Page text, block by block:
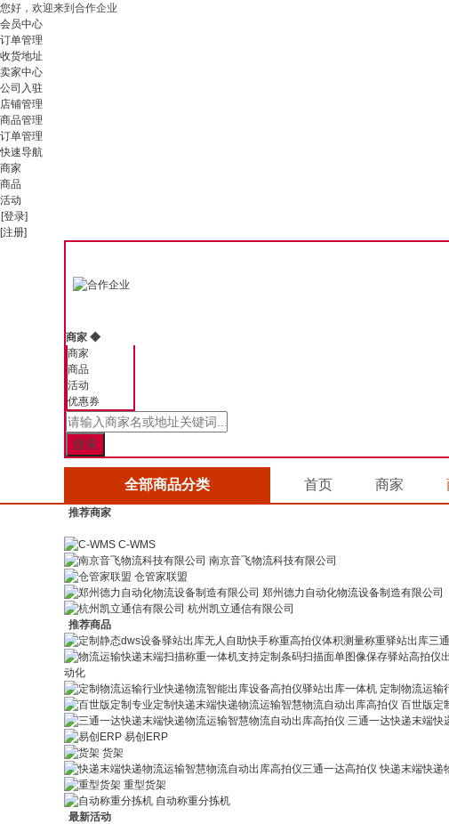
您好，欢迎来到合作企业
会员中心
订单管理
收货地址
卖家中心
公司入驻
店铺管理
商品管理
订单管理
快速导航
商家
商品
活动
[登录]
[注册]
商家 ◆
商家
商品
活动
优惠券
全部商品分类 首页 商家
推荐商家
C-WMS
南京音飞物流科技有限公司
仓管家联盟
郑州德力自动化物流设备制造有限公司
杭州凯立通信有限公司
推荐商品
动化
定制物流运输
百世版定
三通一达快递末端快
易创ERP
货架
快递末端快递
重型货架
自动称重分拣机
最新活动